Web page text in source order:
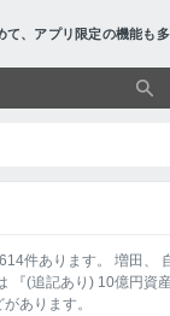
、 アプリ限定の機能も多
件あります。 増田 、
『(追記あり) 10億円資
があります。